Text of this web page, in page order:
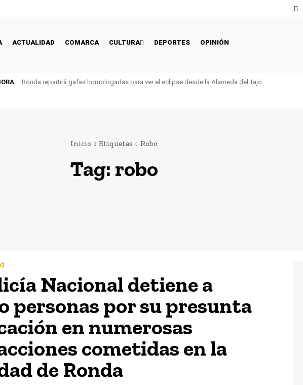
ACTUALIDAD COMARCA CULTURA DEPORTES OPINIÓN
Ronda repartirá gafas homologadas para ver el eclipse desde la Alameda del Tajo
Inicio Etiquetas Robo
Tag: robo
Nacional detiene a
personas por su presunta
en numerosas
cometidas en la
de Ronda